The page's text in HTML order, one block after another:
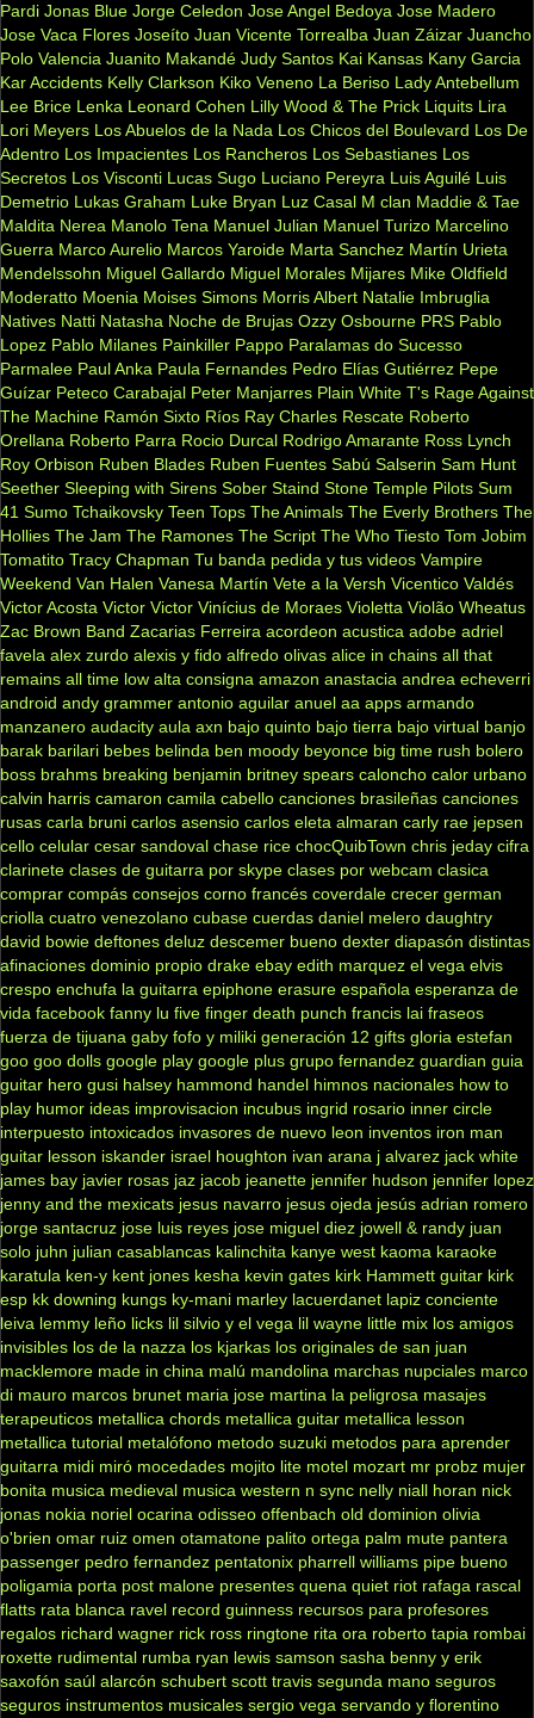
Pardi Jonas Blue Jorge Celedon Jose Angel Bedoya Jose Madero
Jose Vaca Flores Joseíto Juan Vicente Torrealba Juan Záizar Juancho
Polo Valencia Juanito Makandé Judy Santos Kai Kansas Kany Garcia
Kar Accidents Kelly Clarkson Kiko Veneno La Beriso Lady Antebellum
Lee Brice Lenka Leonard Cohen Lilly Wood & The Prick Liquits Lira
Lori Meyers Los Abuelos de la Nada Los Chicos del Boulevard Los De
Adentro Los Impacientes Los Rancheros Los Sebastianes Los
Secretos Los Visconti Lucas Sugo Luciano Pereyra Luis Aguilé Luis
Demetrio Lukas Graham Luke Bryan Luz Casal M clan Maddie & Tae
Maldita Nerea Manolo Tena Manuel Julian Manuel Turizo Marcelino
Guerra Marco Aurelio Marcos Yaroide Marta Sanchez Martín Urieta
Mendelssohn Miguel Gallardo Miguel Morales Mijares Mike Oldfield
Moderatto Moenia Moises Simons Morris Albert Natalie Imbruglia
Natives Natti Natasha Noche de Brujas Ozzy Osbourne PRS Pablo
Lopez Pablo Milanes Painkiller Pappo Paralamas do Sucesso
Parmalee Paul Anka Paula Fernandes Pedro Elías Gutiérrez Pepe
Guízar Peteco Carabajal Peter Manjarres Plain White T's Rage Against
The Machine Ramón Sixto Ríos Ray Charles Rescate Roberto
Orellana Roberto Parra Rocio Durcal Rodrigo Amarante Ross Lynch
Roy Orbison Ruben Blades Ruben Fuentes Sabú Salserin Sam Hunt
Seether Sleeping with Sirens Sober Staind Stone Temple Pilots Sum
41 Sumo Tchaikovsky Teen Tops The Animals The Everly Brothers The
Hollies The Jam The Ramones The Script The Who Tiesto Tom Jobim
Tomatito Tracy Chapman Tu banda pedida y tus videos Vampire
Weekend Van Halen Vanesa Martín Vete a la Versh Vicentico Valdés
Victor Acosta Victor Victor Vinícius de Moraes Violetta Violão Wheatus
Zac Brown Band Zacarias Ferreira acordeon acustica adobe adriel
favela alex zurdo alexis y fido alfredo olivas alice in chains all that
remains all time low alta consigna amazon anastacia andrea echeverri
android andy grammer antonio aguilar anuel aa apps armando
manzanero audacity aula axn bajo quinto bajo tierra bajo virtual banjo
barak barilari bebes belinda ben moody beyonce big time rush bolero
boss brahms breaking benjamin britney spears caloncho calor urbano
calvin harris camaron camila cabello canciones brasileñas canciones
rusas carla bruni carlos asensio carlos eleta almaran carly rae jepsen
cello celular cesar sandoval chase rice chocQuibTown chris jeday cifra
clarinete clases de guitarra por skype clases por webcam clasica
comprar compás consejos corno francés coverdale crecer german
criolla cuatro venezolano cubase cuerdas daniel melero daughtry
david bowie deftones deluz descemer bueno dexter diapasón distintas
afinaciones dominio propio drake ebay edith marquez el vega elvis
crespo enchufa la guitarra epiphone erasure española esperanza de
vida facebook fanny lu five finger death punch francis lai fraseos
fuerza de tijuana gaby fofo y miliki generación 12 gifts gloria estefan
goo goo dolls google play google plus grupo fernandez guardian guia
guitar hero gusi halsey hammond handel himnos nacionales how to
play humor ideas improvisacion incubus ingrid rosario inner circle
interpuesto intoxicados invasores de nuevo leon inventos iron man
guitar lesson iskander israel houghton ivan arana j alvarez jack white
james bay javier rosas jaz jacob jeanette jennifer hudson jennifer lopez
jenny and the mexicats jesus navarro jesus ojeda jesús adrian romero
jorge santacruz jose luis reyes jose miguel diez jowell & randy juan
solo juhn julian casablancas kalinchita kanye west kaoma karaoke
karatula ken-y kent jones kesha kevin gates kirk Hammett guitar kirk
esp kk downing kungs ky-mani marley lacuerdanet lapiz conciente
leiva lemmy leño licks lil silvio y el vega lil wayne little mix los amigos
invisibles los de la nazza los kjarkas los originales de san juan
macklemore made in china malú mandolina marchas nupciales marco
di mauro marcos brunet maria jose martina la peligrosa masajes
terapeuticos metallica chords metallica guitar metallica lesson
metallica tutorial metalófono metodo suzuki metodos para aprender
guitarra midi miró mocedades mojito lite motel mozart mr probz mujer
bonita musica medieval musica western n sync nelly niall horan nick
jonas nokia noriel ocarina odisseo offenbach old dominion olivia
o'brien omar ruiz omen otamatone palito ortega palm mute pantera
passenger pedro fernandez pentatonix pharrell williams pipe bueno
poligamia porta post malone presentes quena quiet riot rafaga rascal
flatts rata blanca ravel record guinness recursos para profesores
regalos richard wagner rick ross ringtone rita ora roberto tapia rombai
roxette rudimental rumba ryan lewis samson sasha benny y erik
saxofón saúl alarcón schubert scott travis segunda mano seguros
seguros instrumentos musicales sergio vega servando y florentino